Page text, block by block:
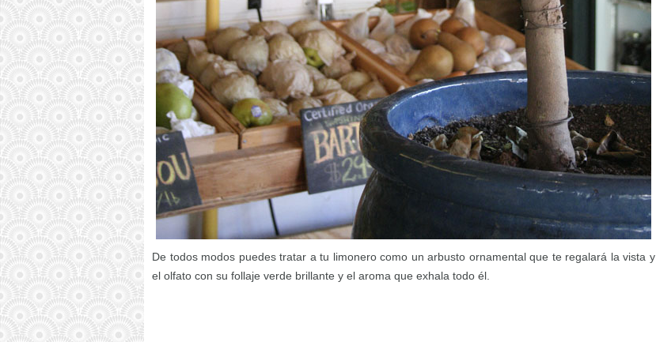
De todos modos puedes tratar a tu limonero como un arbusto ornamental que te regalará la vista y
el olfato con su follaje verde brillante y el aroma que exhala todo él.